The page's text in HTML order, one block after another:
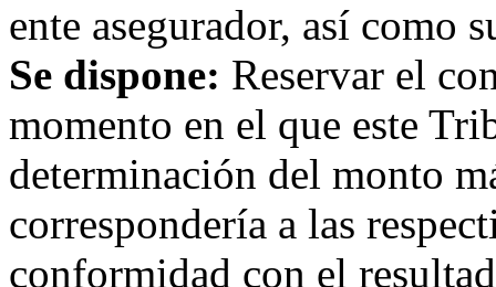
ente asegurador, así como
Se dispone: Reservar el
momento en el que este
determinación del monto
correspondería a las
conformidad con el